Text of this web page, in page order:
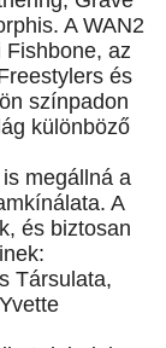
A WAN2
Fishbone, az
és
színpadon
különböző
megállná a
A
és biztosan
Társulata,